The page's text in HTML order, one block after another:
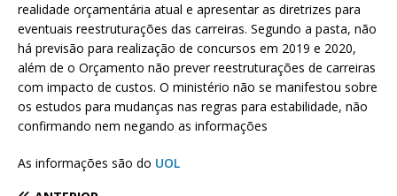
realidade orçamentária atual e apresentar as diretrizes para
eventuais reestruturações das carreiras. Segundo a pasta, não
há previsão para realização de concursos em 2019 e 2020,
além de o Orçamento não prever reestruturações de carreiras
com impacto de custos. O ministério não se manifestou sobre
os estudos para mudanças nas regras para estabilidade, não
confirmando nem negando as informações
As informações são do UOL